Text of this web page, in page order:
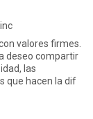
valores firmes.
deseo compartir
las
que hacen la dif